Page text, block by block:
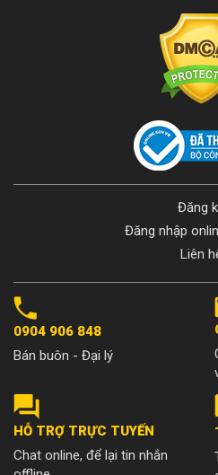
Đăng
Đăng nhập
Liên
0904 906 848
Bán buôn - Đại lý
HỖ TRỢ TRỰC TUYẾN
Chat online, để lại tin nhắn